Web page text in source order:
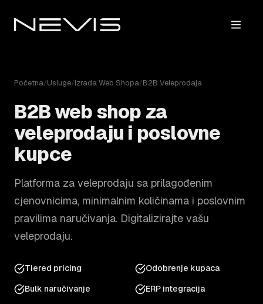
Početna/Usluge/Izrada Web Shopa/B2B Veleprodaja
B2B web shop za
veleprodaju i poslovne
kupce
Platforma za veleprodaju sa prilagođenim
cjenovnicima, minimalnim količinama i poslovnim
pravilima naručivanja. Digitalizirajte vašu
veleprodaju.
Tiered pricing
Odobrenje kupaca
Bulk naručivanje
ERP integracija